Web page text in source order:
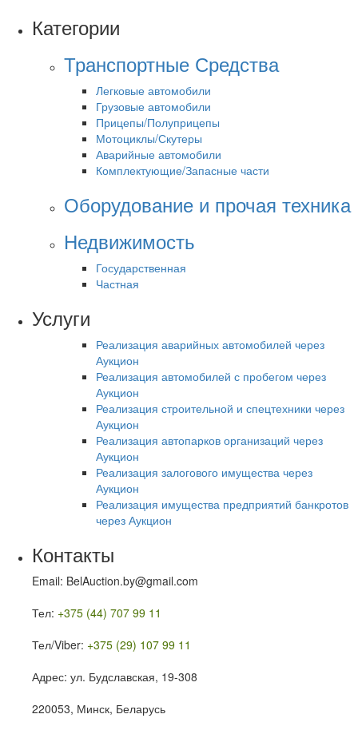
Категории
Транспортные Средства
Легковые автомобили
Грузовые автомобили
Прицепы/Полуприцепы
Мотоциклы/Скутеры
Аварийные автомобили
Комплектующие/Запасные части
Оборудование и прочая техника
Недвижимость
Государственная
Частная
Услуги
Реализация аварийных автомобилей через
Аукцион
Реализация автомобилей с пробегом через
Аукцион
Реализация строительной и спецтехники через
Аукцион
Реализация автопарков организаций через
Аукцион
Реализация залогового имущества через
Аукцион
Реализация имущества предприятий банкротов
через Аукцион
Контакты
Email: BelAuction.by@gmail.com
Тел: +375 (44) 707 99 11
Тел/Viber: +375 (29) 107 99 11
Адрес: ул. Будславская, 19-308
220053, Минск, Беларусь